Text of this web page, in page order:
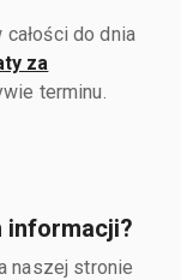
do dnia
za
terminu.
informacji?
naszej stronie